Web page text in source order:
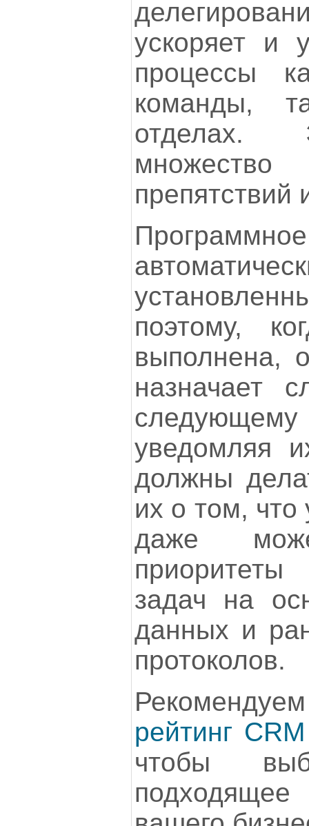
ускоряет и
процессы
команды,
отделах.
множество
препятствий
поэтому,
выполнена,
назначает
уведомляя
должны
их о том,
даже
задач на
данных и
протоколов.
рейтинг
чтобы